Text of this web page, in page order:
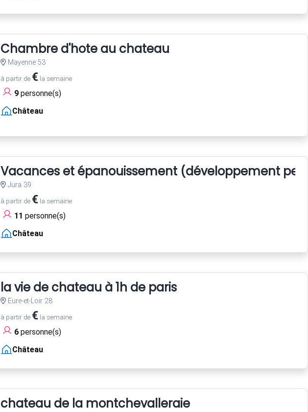
Chambre d'hote au chateau
Mayenne 53
à partir de €la semaine
9personne(s)
Château
Vacances et épanouissement (développement
Jura 39
à partir de €la semaine
11 personne(s)
Château
la vie de chateau à 1h de paris
Eure-et-Loir 28
à partir de €la semaine
6personne(s)
Château
chateau de la montchevalleraie